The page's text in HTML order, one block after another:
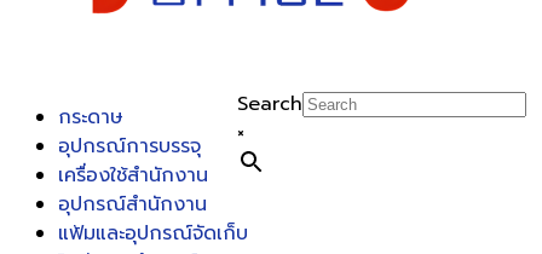
Search
×
กระดาษ
อุปกรณ์การบรรจุ
เครื่องใช้สำนักงาน
อุปกรณ์สำนักงาน
แฟ้มและอุปกรณ์จัดเก็บ